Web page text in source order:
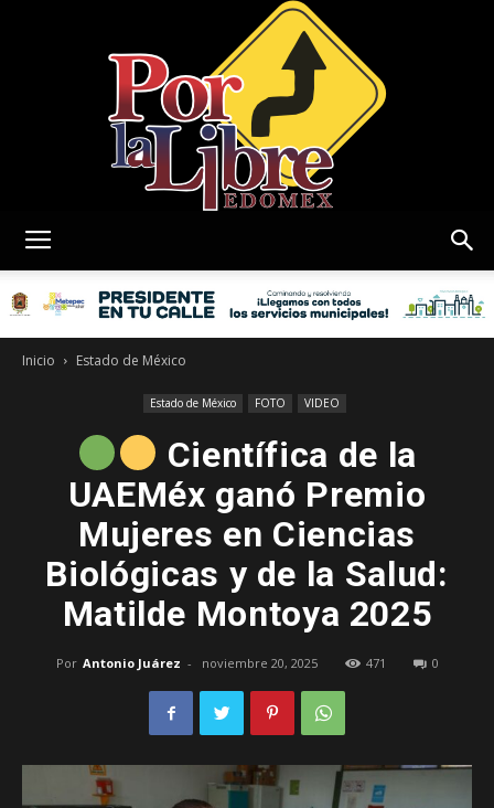
Libre
Edomex
Inicio Estado de México
Estado de México FOTO VIDEO
Científica de la
UAEMéx ganó Premio
Mujeres en Ciencias
Biológicas y de la Salud:
Matilde Montoya 2025
Por Antonio Juárez - noviembre 20, 2025 471 0